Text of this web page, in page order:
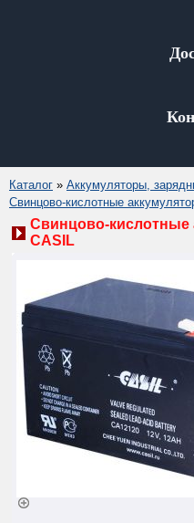
Каталог » Аккумуляторы,
Свинцово-кислотные
Свинцово-кислотные
CASIL